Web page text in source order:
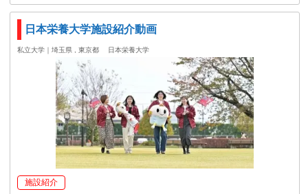
日本栄養大学施設紹介動画
私立大学｜埼玉県 , 東京都 日本栄養大学
施設紹介